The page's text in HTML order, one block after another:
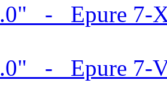
- Epure 7-
- Epure 7-